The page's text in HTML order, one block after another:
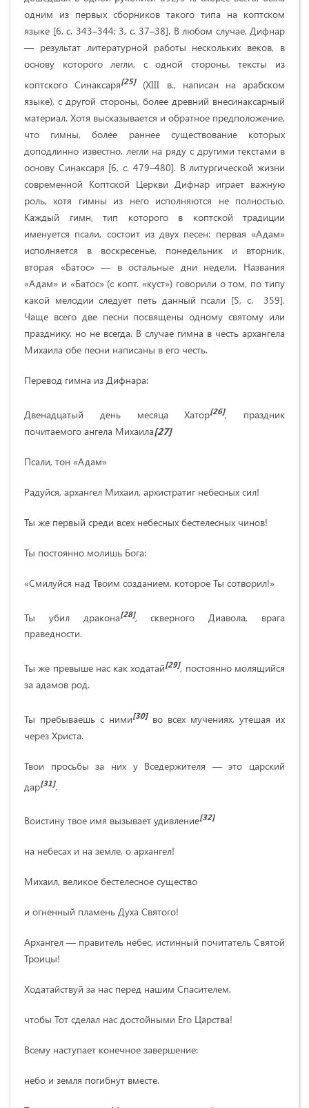
одним из первых сборников такого типа на коптском
языке [6, с. 343–344; 3, с. 37–38]. В любом случае, Дифнар
— результат литературной работы нескольких веков, в
основу которого легли, с одной стороны, тексты из
коптского Синаксаря[25](XIII в., написан на арабском
языке), с другой стороны, более древний внесинаксарный
материал. Хотя высказывается и обратное предположение,
что гимны, более раннее существование которых
доподлинно известно, легли на ряду с другими текстами в
основу Синаксаря [6, с. 479–480]. В литургической жизни
современной Коптской Церкви Дифнар играет важную
роль, хотя гимны из него исполняются не полностью.
Каждый гимн, тип которого в коптской традиции
именуется псали, состоит из двух песен: первая «Адам»
исполняется в воскресенье, понедельник и вторник,
вторая «Батос» — в остальные дни недели. Названия
«Адам» и «Батос» (с копт. «куст») говорили о том, по типу
какой мелодии следует петь данный псали [5, с. 359].
Чаще всего две песни посвящены одному святому или
празднику, но не всегда. В случае гимна в честь архангела
Михаила обе песни написаны в его честь.
Перевод гимна из Дифнара:
Двенадцатый день месяца Хатор[26], праздник
почитаемого ангела Михаила[27]
Псали, тон «Адам»
Радуйся, архангел Михаил, архистратиг небесных сил!
Ты же первый среди всех небесных бестелесных чинов!
Ты постоянно молишь Бога:
«Смилуйся над Твоим созданием, которое Ты сотворил!»
Ты убил дракона[28], скверного Диавола, врага
праведности.
Ты же превыше нас как ходатай[29], постоянно молящийся
за адамов род.
Ты пребываешь с ними[30]во всех мучениях, утешая их
через Христа.
Твои просьбы за них у Вседержителя — это царский
дар[31].
Воистину твое имя вызывает удивление[32]
на небесах и на земле, о архангел!
Михаил, великое бестелесное существо
и огненный пламень Духа Святого!
Архангел — правитель небес, истинный почитатель Святой
Троицы!
Ходатайствуй за нас перед нашим Спасителем,
чтобы Тот сделал нас достойными Его Царства!
Всему наступает конечное завершение:
небо и земля погибнут вместе.